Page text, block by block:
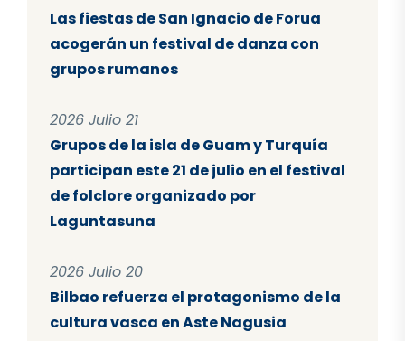
Las fiestas de San Ignacio de Forua
acogerán un festival de danza con
grupos rumanos
2026 Julio 21
Grupos de la isla de Guam y Turquía
participan este 21 de julio en el festival
de folclore organizado por
Laguntasuna
2026 Julio 20
Bilbao refuerza el protagonismo de la
cultura vasca en Aste Nagusia